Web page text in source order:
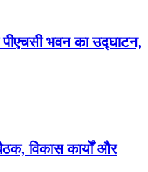
पीएचसी भवन का उद्घाटन,
विकास कार्यों और